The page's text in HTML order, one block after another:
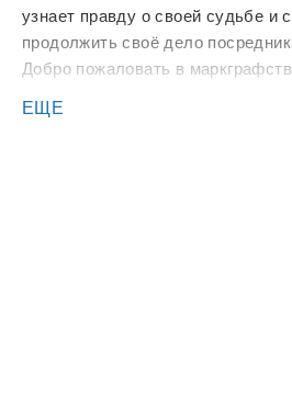
узнает правду о своей судьбе и
продолжить своё дело
Добро пожаловать в
Здесь Маркус начинает свой
ЕЩЕ